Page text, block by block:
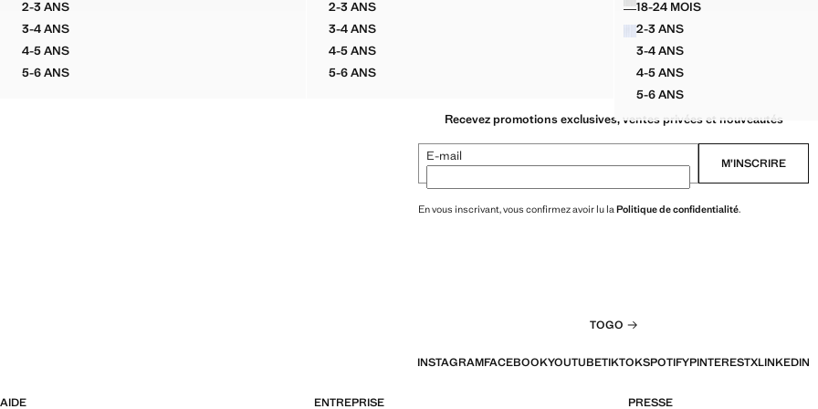
2-3 ANSCHEMISE EN COTON IMPRIMÉ FLEURI
3-4 ANSCHEMISE EN COTON IMPRIMÉ FLEURI
4-5 ANSCHEMISE EN COTON IMPRIMÉ FLEURI
5-6 ANSCHEMISE EN COTON IMPRIMÉ FLEURI
2-3 ANSCHEMISE IMPRIMÉE MANCHES COURTES
3-4 ANSCHEMISE IMPRIMÉE MANCHES COURTES
4-5 ANSCHEMISE IMPRIMÉE MANCHES COURTES
5-6 ANSCHEMISE IMPRIMÉE MANCHES COURTES
18-24 MOISCHEMISE OXFORD RAYÉE
2-3 ANSCHEMISE OXFORD RAYÉE
3-4 ANSCHEMISE OXFORD RAYÉE
4-5 ANSCHEMISE OXFORD RAYÉE
5-6 ANSCHEMISE OXFORD RAYÉE
Recevez promotions exclusives, ventes privées et nouveautés
E-mail M’INSCRIRE
En vous inscrivant, vous confirmez avoir lu laPolitique de confidentialité.
TOGO
INSTAGRAMFACEBOOKYOUTUBETIKTOKSPOTIFYPINTERESTXLINKEDIN
AIDE ENTREPRISE PRESSE